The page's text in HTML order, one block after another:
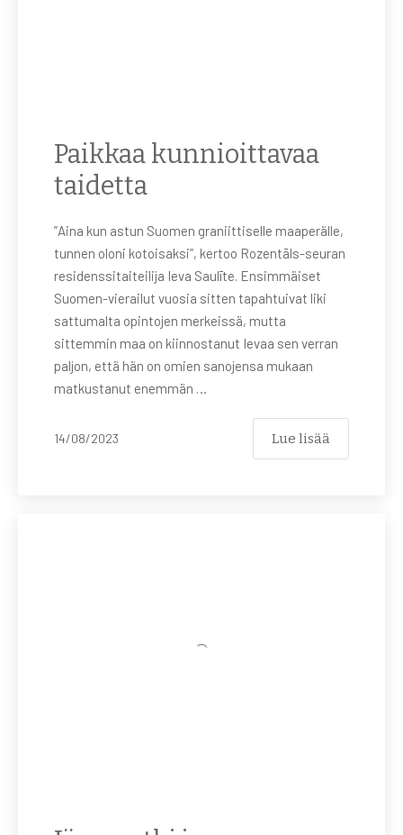
Paikkaa kunnioittavaa
taidetta
”Aina kun astun Suomen graniittiselle maaperälle,
tunnen oloni kotoisaksi”, kertoo Rozentāls-seuran
residenssitaiteilija Ieva Saulīte. Ensimmäiset
Suomen-vierailut vuosia sitten tapahtuivat liki
sattumalta opintojen merkeissä, mutta
sittemmin maa on kiinnostanut Ievaa sen verran
paljon, että hän on omien sanojensa mukaan
matkustanut enemmän …
14/08/2023 Lue lisää